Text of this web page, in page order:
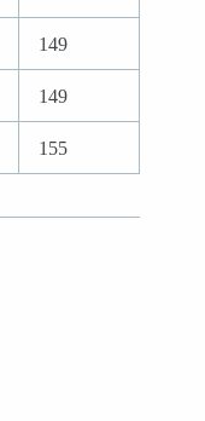
149
149
155